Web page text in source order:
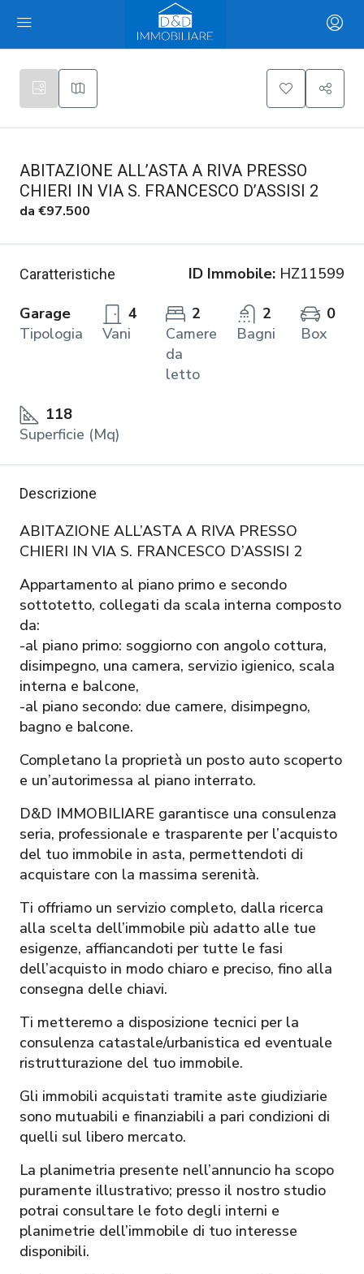
ABITAZIONE ALL’ASTA A RIVA PRESSO
CHIERI IN VIA S. FRANCESCO D’ASSISI 2
da €97.500
Caratteristiche ID Immobile: HZ11599
Garage
Tipologia
4
Vani
2
Camere
da
letto
2
Bagni
0
Box
118
Superficie (Mq)
Descrizione
ABITAZIONE ALL’ASTA A RIVA PRESSO
CHIERI IN VIA S. FRANCESCO D’ASSISI 2
Appartamento al piano primo e secondo
sottotetto, collegati da scala interna composto
da:
-al piano primo: soggiorno con angolo cottura,
disimpegno, una camera, servizio igienico, scala
interna e balcone,
-al piano secondo: due camere, disimpegno,
bagno e balcone.
Completano la proprietà un posto auto scoperto
e un’autorimessa al piano interrato.
D&D IMMOBILIARE garantisce una consulenza
seria, professionale e trasparente per l’acquisto
del tuo immobile in asta, permettendoti di
acquistare con la massima serenità.
Ti offriamo un servizio completo, dalla ricerca
alla scelta dell’immobile più adatto alle tue
esigenze, affiancandoti per tutte le fasi
dell’acquisto in modo chiaro e preciso, fino alla
consegna delle chiavi.
Ti metteremo a disposizione tecnici per la
consulenza catastale/urbanistica ed eventuale
ristrutturazione del tuo immobile.
Gli immobili acquistati tramite aste giudiziarie
sono mutuabili e finanziabili a pari condizioni di
quelli sul libero mercato.
La planimetria presente nell’annuncio ha scopo
puramente illustrativo; presso il nostro studio
potrai consultare le foto degli interni e
planimetrie dell’immobile di tuo interesse
disponibili.